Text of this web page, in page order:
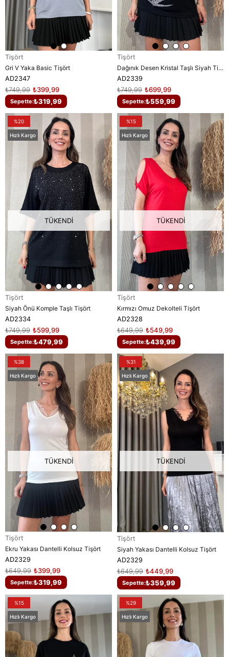
Tişört
Gri V Yaka Basic Tişört
AD2347
₺399,99
₺749,99
Sepette:₺319,99
Tişört
Dağınık Desen Kristal Taşlı Siyah Tişört
AD2339
₺699,99
₺749,99
Sepette:₺559,99
TÜKENDI
Tişört
Siyah Önü Komple Taşlı Tişört
AD2334
₺599,99
₺749,99
Sepette:₺479,99
%20
Hızlı Kargo
TÜKENDI
Tişört
Kırmızı Omuz Dekolteli Tişört
AD2328
₺549,99
₺649,99
Sepette:₺439,99
%15
Hızlı Kargo
TÜKENDI
Tişört
Ekru Yakası Dantelli Kolsuz Tişört
AD2329
₺399,99
₺649,99
Sepette:₺319,99
%38
Hızlı Kargo
TÜKENDI
Tişört
Siyah Yakası Dantelli Kolsuz Tişört
AD2329
₺449,99
₺649,99
Sepette:₺359,99
%31
Hızlı Kargo
%15
Hızlı Kargo
%29
Hızlı Kargo